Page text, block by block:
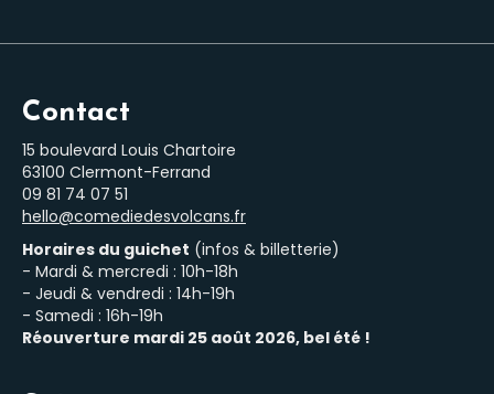
Contact
15 boulevard Louis Chartoire
63100 Clermont-Ferrand
‭09 81 74 07 51‬
hello@comediedesvolcans.fr
Horaires du guichet (infos & billetterie)
- Mardi & mercredi : 10h-18h
- Jeudi & vendredi : 14h-19h
- Samedi : 16h-19h
Réouverture mardi 25 août 2026, bel été !